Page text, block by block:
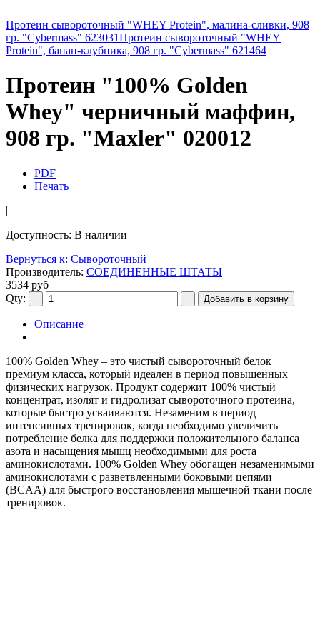
Протеин сывороточный "WHEY Protein", малина-сливки, 908
гр. "Cybermass" 623031Протеин сывороточный "WHEY
Protein", банан-клубника, 908 гр. "Cybermass" 621464
Протеин "100% Golden
Whey" черничный маффин,
908 гр. "Maxler" 020012
PDF
Печать
|
Доступность: В наличии
Вернуться к: Сывороточный
Производитель: СОЕДИНЕННЫЕ ШТАТЫ
3534 руб
Qty:
Описание
100% Golden Whey – это чистый сывороточный белок
премиум класса, который идеален в период повышенных
физических нагрузок. Продукт содержит 100% чистый
концентрат, изолят и гидролизат сывороточного протеина,
которые быстро усваиваются. Незаменим в период
интенсивных тренировок, когда необходимо увеличить
потребление белка для поддержки положительного баланса
азота и насыщения мышц необходимыми для роста
аминокислотами. 100% Golden Whey обогащен незаменимыми
аминокислотами с разветвленными боковыми цепями
(BCAA) для быстрого восстановления мышечной ткани после
тренировок.